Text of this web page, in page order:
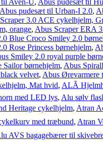
Aven-U, Abus pudesæt til
Abus pudesæt til Urban-I 2.0,
3.0 ACE cykelhjelm,
orange, Abus Scraper ERA
Blue Croco Smiley 2.0
Rose Princess børnehjelm,
Smiley 2.0 royal purple
Sailor børnehjelm, Abus
velvet, Abus Ørevarmere
Mat hvid, ALÃ
med LED lys, Alu sølv
Heritage cykelhjelm, Atran
med træbund, Atran
bagagebærer til